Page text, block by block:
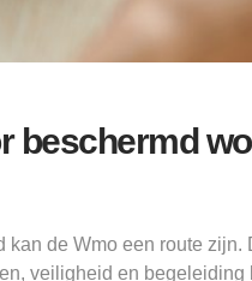
beschermd
de Wmo een route zijn.
veiligheid en begeleiding